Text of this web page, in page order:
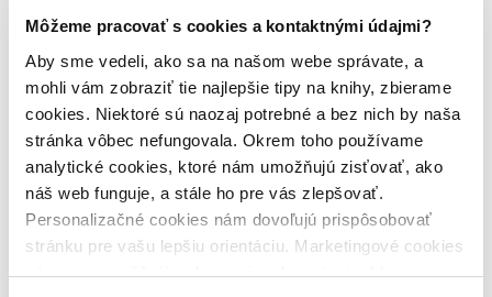
Môžeme pracovať s cookies a kontaktnými údajmi?
Aby sme vedeli, ako sa na našom webe správate, a
mohli vám zobraziť tie najlepšie tipy na knihy, zbierame
cookies. Niektoré sú naozaj potrebné a bez nich by naša
stránka vôbec nefungovala. Okrem toho používame
analytické cookies, ktoré nám umožňujú zisťovať, ako
náš web funguje, a stále ho pre vás zlepšovať.
Personalizačné cookies nám dovoľujú prispôsobovať
stránku pre vašu lepšiu orientáciu. Marketingové cookies
nám zas umožňujú zobrazenie relevantnej reklamy.
pripravujeme (0 titulov)pripravujeme
dostupná (bez vypredaných) (0 titulov)
dostupná (bez
vypredaných)
Nové / čítané
nová (0 titulov)nová
čítaná (0 titulov)
čítaná
čítaná - výborný stav (0 titulov)čítaná - výborný stav
čítaná - mierne opotrebovaná (0 titulov)čítaná - mierne
opotrebovaná
čítané verzie vypredaných kníh (0 titulov)čítané verzie